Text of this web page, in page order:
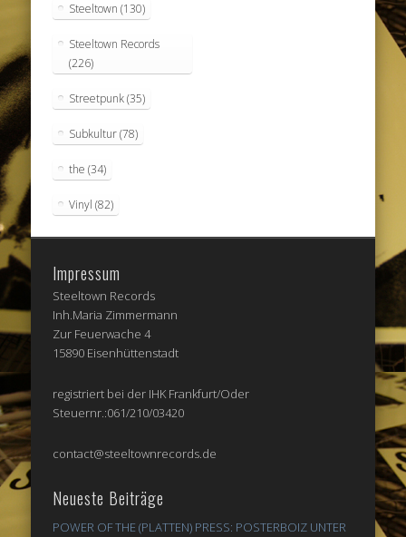
Steeltown (130)
Steeltown Records
(226)
Streetpunk(35)
Subkultur(78)
the (34)
Vinyl (82)
Impressum
Steeltown Records
Inh.Maria Zimmermann
Zur Feuerwache 4
15890 Eisenhüttenstadt
registriert bei der IHK Frankfurt/Oder
Steuernr.:061/210/03420
contact@steeltownrecords.de
Neueste Beiträge
POWER OF THE (PLATTEN) PRESS: POSTERBOIZ UNTER